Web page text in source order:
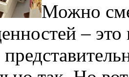
Можно
–